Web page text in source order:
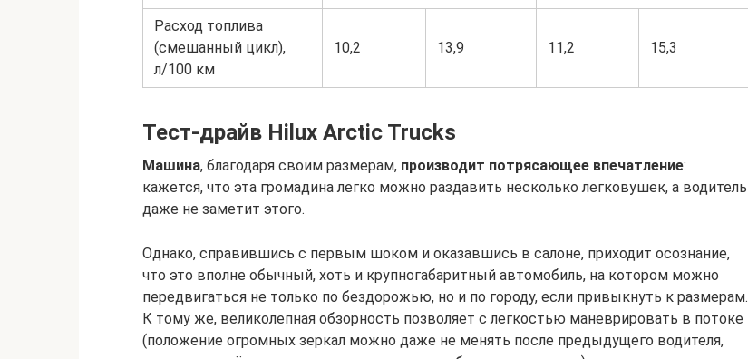
Расход топлива
(смешанный цикл),
л/100 км
10,2 13,9 11,2 15,3
Тест-драйв Hilux Arctic Trucks
Машина, благодаря своим размерам, производит потрясающее впечатление:
кажется, что эта громадина легко можно раздавить несколько легковушек, а водитель
даже не заметит этого.
Однако, справившись с первым шоком и оказавшись в салоне, приходит осознание,
что это вполне обычный, хоть и крупногабаритный автомобиль, на котором можно
передвигаться не только по бездорожью, но и по городу, если привыкнуть к размерам.
К тому же, великолепная обзорность позволяет с легкостью маневрировать в потоке
(положение огромных зеркал можно даже не менять после предыдущего водителя,